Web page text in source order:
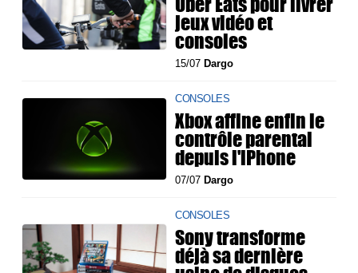
jeux vidéo et
consoles
15/07Dargo
CONSOLES
Xbox affine enfin le
contrôle parental
depuis l'iPhone
07/07Dargo
CONSOLES
Sony transforme
déjà sa dernière